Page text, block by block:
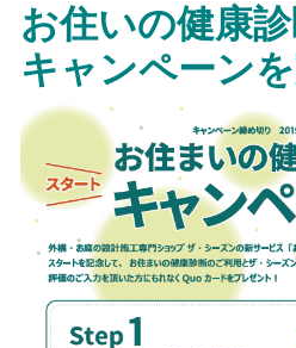
お住いの健康
キャンペーン